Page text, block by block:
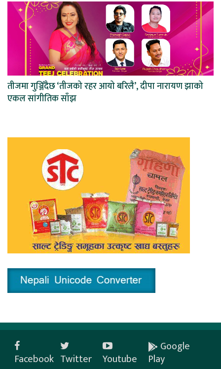
तीजमा गुञ्जिँदैछ ‘तीजको रहर आयो बरिलै’, दीपा नारायण झाको
एकल सांगीतिक साँझ
Facebook Twitter Youtube
Google
Play